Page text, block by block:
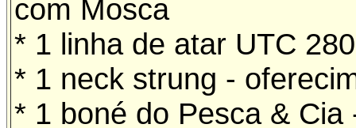
com Mosca
* 1 linha de atar UTC
* 1 neck strung -
* 1 boné do Pesca &